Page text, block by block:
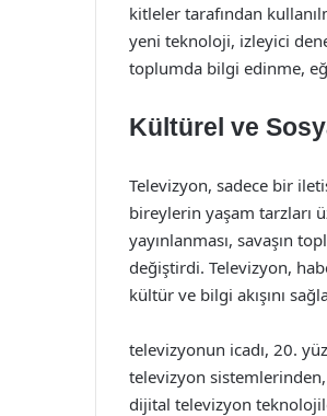
kitleler tarafından
yeni teknoloji, izleyici
toplumda bilgi edinme,
Kültürel ve
Televizyon, sadece bir
bireylerin yaşam tarzları
yayınlanması, savaşın
değiştirdi. Televizyon,
kültür ve bilgi akışını
televizyonun icadı, 20.
televizyon
dijital televizyon